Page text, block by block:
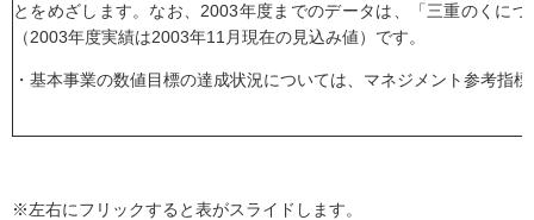
とをめざします。なお、2003年度までのデータは、「三重のくに
（2003年度実績は2003年11月現在の見込み値）です。
・基本事業の数値目標の達成状況については、マネジメント参考指
※左右にフリックすると表がスライドします。